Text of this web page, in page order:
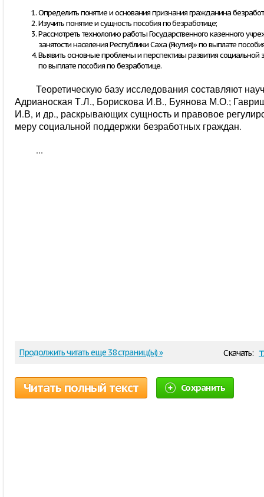
Определить понятие и основания признания гражданина
Изучить понятие и сущность пособия по безработице;
Рассмотреть технологию работы Государственного казенного
занятости населения Республики Саха (Якутия)» по выплате
Выявить основные проблемы и перспективы развития социальной
по выплате пособия по безработице.
Теоретическую базу исследования составляют
Адрианоская Т.Л., Борискова И.В., Буянова М.О.;
И.В, и др., раскрывающих сущность и правовое
меру социальной поддержки безработных граждан.
...
Скачать:
Продолжить читать еще 38 страниц(ы) »
Читать полный текст Сохранить